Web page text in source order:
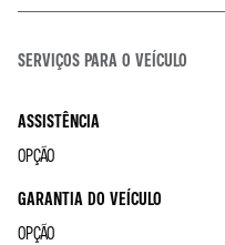
SERVIÇOS PARA O VEÍCULO
ASSISTÊNCIA
OPÇÃO
GARANTIA DO VEÍCULO
OPÇÃO